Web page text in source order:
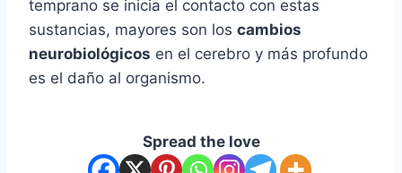
temprano se inicia el contacto con estas
sustancias, mayores son los cambios
neurobiológicos en el cerebro y más profundo
es el daño al organismo.
Spread the love